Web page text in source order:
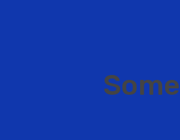
Some